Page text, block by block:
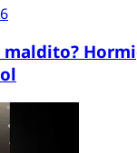
maldito?